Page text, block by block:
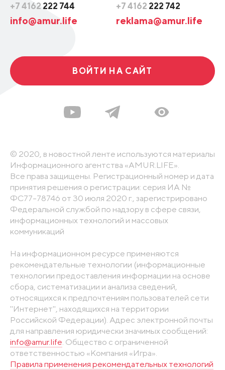
+7 4162 222 744
info@amur.life
+7 4162 222 742
reklama@amur.life
ВОЙТИ НА САЙТ
© 2020, в новостной ленте используются материалы
Информационного агентства «AMUR.LIFE».
Все права защищены. Регистрационный номер и дата
принятия решения о регистрации: серия ИА №
ФС77-78746 от 30 июля 2020 г., зарегистрировано
Федеральной службой по надзору в сфере связи,
информационных технологий и массовых
коммуникаций
На информационном ресурсе применяются
рекомендательные технологии (информационные
технологии предоставления информации на основе
сбора, систематизации и анализа сведений,
относящихся к предпочтениям пользователей сети
"Интернет", находящихся на территории
Российской Федерации). Адрес электронной почты
для направления юридически значимых сообщений:
info@amur.life. Общество с ограниченной
ответственностью «Компания «Игра».
Правила применения рекомендательных технологий